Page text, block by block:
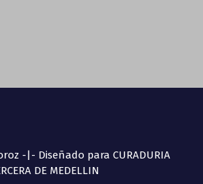
-|- Diseñado para CURADURIA
DE MEDELLIN